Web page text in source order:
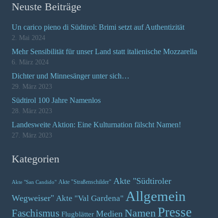
Neuste Beiträge
Un carico pieno di Südtirol: Brimi setzt auf Authentizität
2. Mai 2024
Mehr Sensibilität für unser Land statt italienische Mozzarella
6. März 2024
Dichter und Minnesänger unter sich…
29. März 2023
Südtirol 100 Jahre Namenlos
28. März 2023
Landesweite Aktion: Eine Kulturnation fälscht Namen!
27. März 2023
Kategorien
Akte "San Candido" Akte "Straßenschilder" Akte "Südtiroler
Wegweiser" Akte "Val Gardena" Allgemein
Faschismus Flugblätter Medien Namen Presse